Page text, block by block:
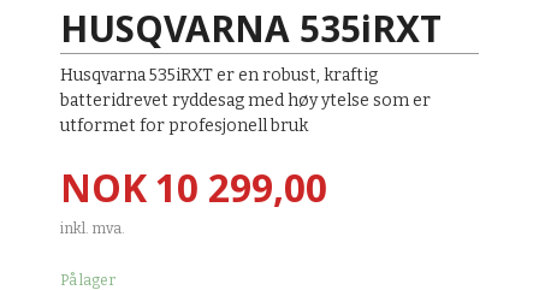
HUSQVARNA 535iRXT
Husqvarna 535iRXT er en robust, kraftig
batteridrevet ryddesag med høy ytelse som er
utformet for profesjonell bruk
Pris
NOK10 299,00
inkl. mva.
På lager